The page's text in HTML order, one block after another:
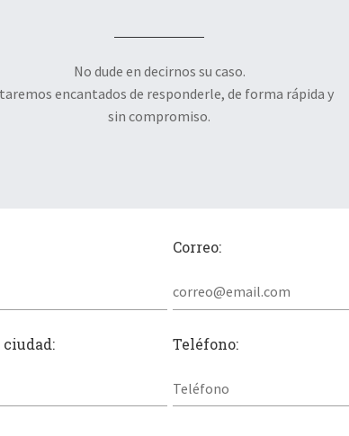
No dude en decirnos su caso.
encantados de responderle, de forma rápida y
sin compromiso.
Correo:
Teléfono: